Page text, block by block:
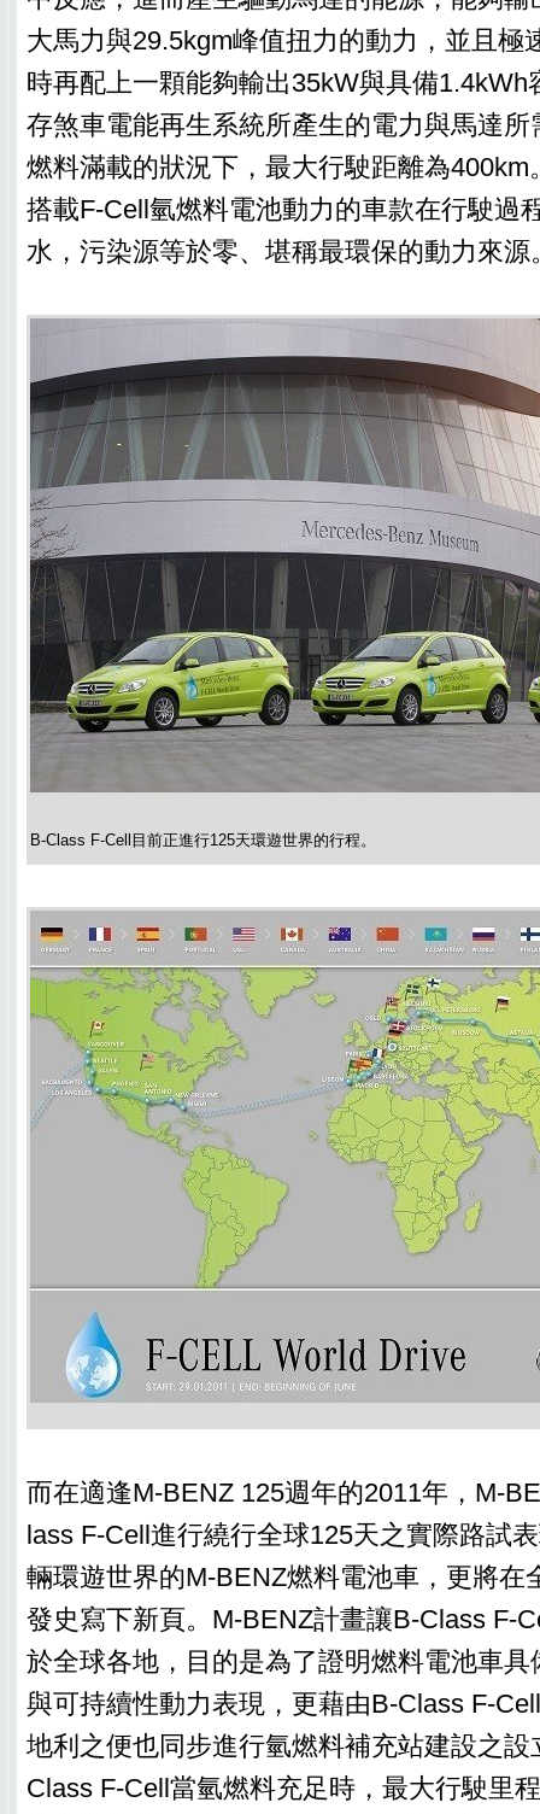
大馬力與29.5kgm峰值扭力的動力，並且極
時再配上一顆能夠輸出35kW與具備1.4kWh
存煞車電能再生系統所產生的電力與馬達
燃料滿載的狀況下，最大行駛距離為400km
搭載F-Cell氫燃料電池動力的車款在行駛過
水，污染源等於零、堪稱最環保的動力來源
B-Class F-Cell目前正進行125天環遊世界的行程。
而在適逢M-BENZ 125週年的2011年，M-
lass F-Cell進行繞行全球125天之實際路試
輛環遊世界的M-BENZ燃料電池車，更將在
發史寫下新頁。M-BENZ計畫讓B-Class F-
於全球各地，目的是為了證明燃料電池車
與可持續性動力表現，更藉由B-Class F-
地利之便也同步進行氫燃料補充站建設之
Class F-Cell當氫燃料充足時，最大行駛里